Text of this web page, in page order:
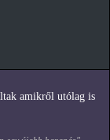
amikről utólag is